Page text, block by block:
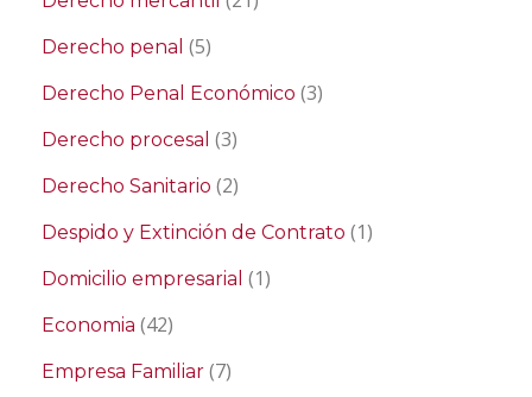
Derecho penal (5)
Derecho Penal Económico (3)
Derecho procesal (3)
Derecho Sanitario (2)
Despido y Extinción de Contrato (1)
Domicilio empresarial (1)
Economia (42)
Empresa Familiar (7)